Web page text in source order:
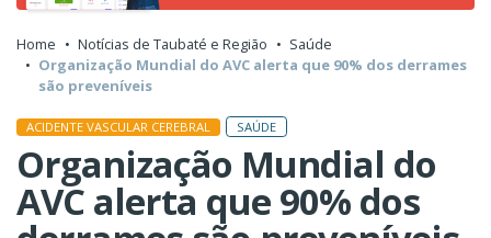
Home Notícias de Taubaté e Região
Saúde
Organização Mundial do AVC alerta que 90% dos derrames
são preveníveis
ACIDENTE VASCULAR CEREBRAL SAÚDE
Organização Mundial do
AVC alerta que 90% dos